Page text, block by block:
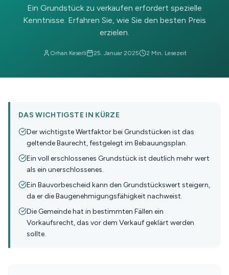
Zinsrechner
Sollzinsbindung
Wissenswertes
Jetzt Kontakt aufnehmen
Ein Grundstück zu verkaufen erfordert spezielle
Kenntnisse. Erfahren Sie, wie Sie den besten Preis
erzielen.
Orhan Keserli 25. Januar 2025 2 Min. Lesezeit
DAS WICHTIGSTE IN KÜRZE
Der wichtigste Wertfaktor bei Grundstücken ist das
geltende Baurecht, festgelegt im Bebauungsplan.
Ein voll erschlossenes Grundstück ist deutlich mehr wert
als ein unerschlossenes.
Ein Bauvorbescheid kann den Grundstückswert steigern,
da er die Baugenehmigungsfähigkeit nachweist.
Die Gemeinde hat in bestimmten Fällen ein
Vorkaufsrecht, das vor dem Verkauf geklärt werden
sollte.